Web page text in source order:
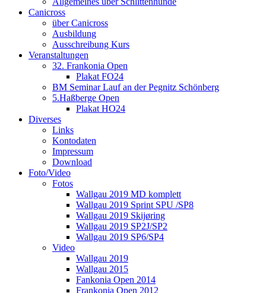
Canicross
über Canicross
Ausbildung
Ausschreibung Kurs
Veranstaltungen
32. Frankonia Open
Plakat FO24
BM Seminar Lauf an der Pegnitz Schönberg
5.Haßberge Open
Plakat HO24
Diverses
Links
Kontodaten
Impressum
Download
Foto/Video
Fotos
Wallgau 2019 MD komplett
Wallgau 2019 Sprint SPU /SP8
Wallgau 2019 Skijøring
Wallgau 2019 SP2J/SP2
Wallgau 2019 SP6/SP4
Video
Wallgau 2019
Wallgau 2015
Fankonia Open 2014
Frankonia Open 2012